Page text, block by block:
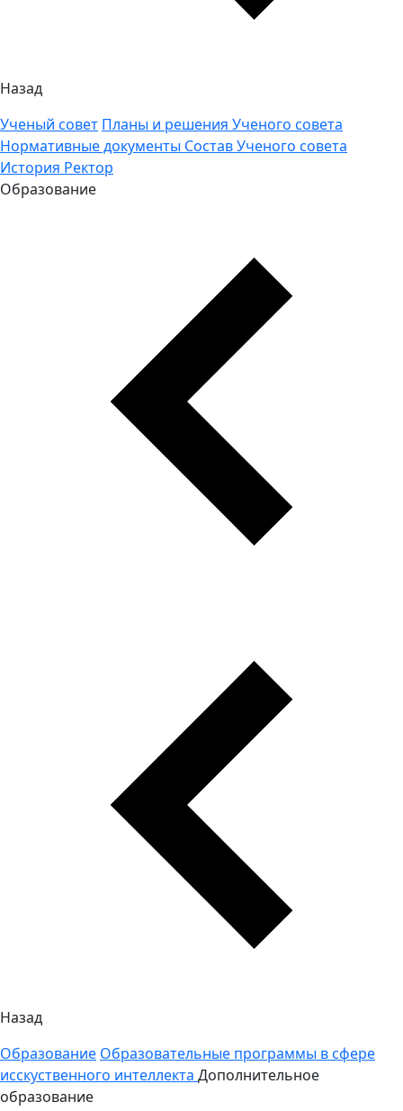
Назад
Ученый совет Планы и решения Ученого совета
Нормативные документы Состав Ученого совета
История Ректор
Образование
Назад
Образование Образовательные программы в сфере
исскуственного интеллекта Дополнительное
образование